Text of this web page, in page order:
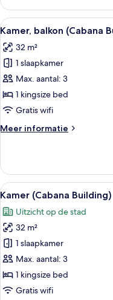
aan
het
zwembad
Building)
Alle
foto's
voor
Kamer,
balkon
(Cabana
Building)
7
Kamer, balkon (Cabana
32 m²
1 slaapkamer
Max. aantal: 3
1 kingsize bed
Gratis wifi
Meer informatie
Meer
balkon
(Cabana
Building)
Alle
foto's
voor
Kamer
(Cabana
Building)
laden
4
Kamer (Cabana Building)
Uitzicht op de stad
32 m²
1 slaapkamer
Max. aantal: 3
1 kingsize bed
Gratis wifi